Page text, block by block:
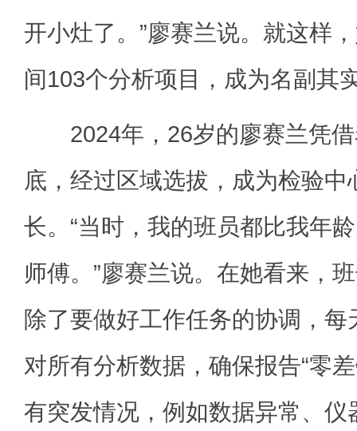
开小灶了。”廖赛兰说。就这样
间103个分析项目，成为名副其
2024年，26岁的廖赛兰凭借
底，经过区域选拔，成为检验中
长。“当时，我的班员都比我年
师傅。”廖赛兰说。在她看来，
除了要做好工作任务的协调，
对所有分析数据，确保报告“零
有突发情况，例如数据异常、仪